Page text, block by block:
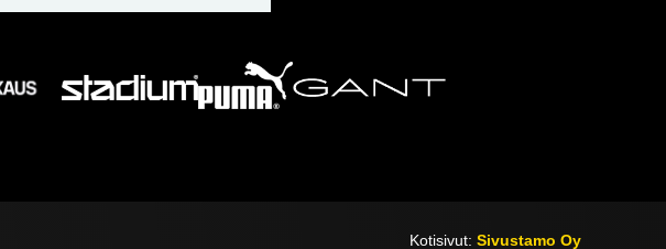
Kotisivut: Sivustamo Oy